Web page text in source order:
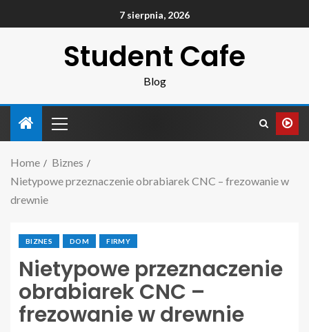
7 sierpnia, 2026
Student Cafe
Blog
Home
Biznes
Nietypowe przeznaczenie obrabiarek CNC – frezowanie w
drewnie
BIZNES DOM FIRMY
Nietypowe przeznaczenie
obrabiarek CNC –
frezowanie w drewnie